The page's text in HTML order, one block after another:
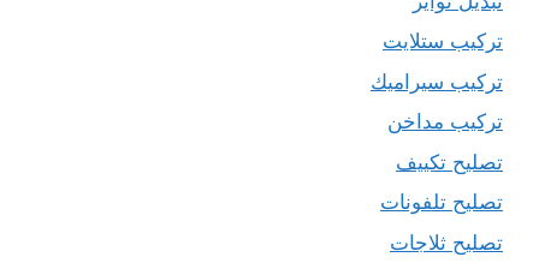
تركيب ستلايت
تركيب سيراميك
تركيب مداخن
تصليح تكييف
تصليح تلفونات
تصليح ثلاجات